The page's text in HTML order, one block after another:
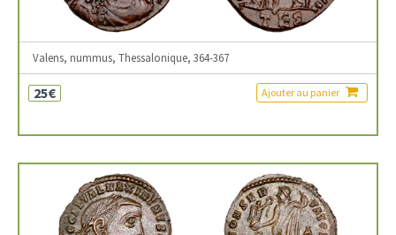
Valens, nummus, Thessalonique, 364-367
25€ Ajouter au panier